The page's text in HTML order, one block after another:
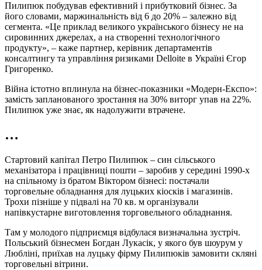
Пилипюк побудував ефективний і прибутковий бізнес. За
його словами, маржинальність від 6 до 20% – залежно від
сегмента. «Це приклад великого українського бізнесу не на
сировинних джерелах, а на створенні технологічного
продукту», – каже партнер, керівник департаментів
консалтингу та управління ризиками Delloite в Україні Єгор
Григоренко.
Війна істотно вплинула на бізнес‑показники «Модерн‑Експо»:
замість запланованого зростання на 30% виторг упав на 22%.
Пилипюк уже знає, як надолужити втрачене.
…
Стартовий капітал Петро Пилипюк – син сільського
механізатора і працівниці пошти – заробив у середині 1990‑х
на спільному із братом Віктором бізнесі: постачали
торговельне обладнання для луцьких кіосків і магазинів.
Трохи пізніше у підвалі на 70 кв. м організували
напівкустарне виготовлення торговельного обладнання.
Там у молодого підприємця відбулася визначальна зустріч.
Польський бізнесмен Богдан Лукасік, у якого був шоурум у
Любліні, приїхав на луцьку фірму Пилипюків замовити скляні
торговельні вітрини.